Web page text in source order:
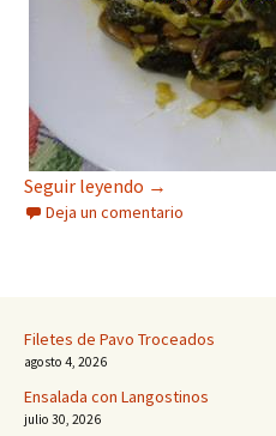
Seguir leyendo Revuelto de
→
Deja un comentario
Filetes de Pavo Troceados
agosto 4, 2026
Ensalada con Langostinos
julio 30, 2026